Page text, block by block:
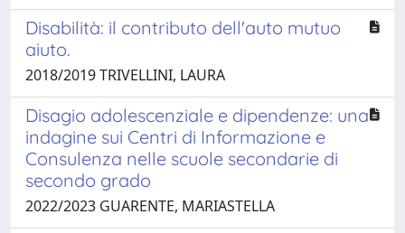
Disabilità: il contributo dell'auto mutuo
aiuto.
2018/2019 TRIVELLINI, LAURA
Disagio adolescenziale e dipendenze: una
indagine sui Centri di Informazione e
Consulenza nelle scuole secondarie di
secondo grado
2022/2023 GUARENTE, MARIASTELLA